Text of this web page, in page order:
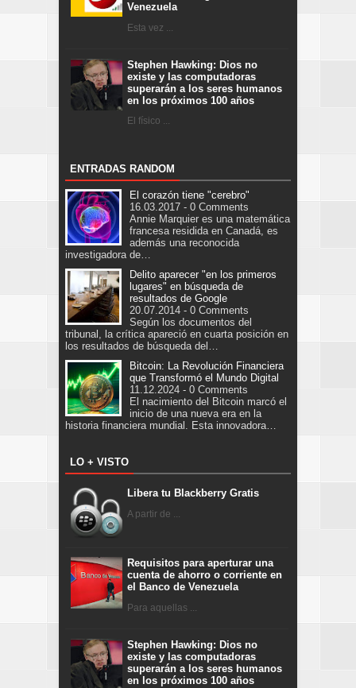
Venezuela
Esta vez ...
Stephen Hawking: Dios no
existe y las computadoras
superarán a los seres humanos
en los próximos 100 años
El físico ...
ENTRADAS RANDOM
El corazón tiene "cerebro"
16.03.2017 - 0 Comments
Annie Marquier es una matemática
francesa residida en Canadá, es
además una reconocida
investigadora de…
Delito aparecer "en los primeros
lugares" en búsqueda de
resultados de Google
20.07.2014 - 0 Comments
Según los documentos del
tribunal, la crítica apareció en cuarta posición en
los resultados de búsqueda del…
Bitcoin: La Revolución Financiera
que Transformó el Mundo Digital
11.12.2024 - 0 Comments
El nacimiento del Bitcoin marcó el
inicio de una nueva era en la
historia financiera mundial. Esta innovadora…
LO + VISTO
Libera tu Blackberry Gratis
A partir de ...
Requisitos para aperturar una
cuenta de ahorro o corriente en
el Banco de Venezuela
Para aquellas ...
Stephen Hawking: Dios no
existe y las computadoras
superarán a los seres humanos
en los próximos 100 años